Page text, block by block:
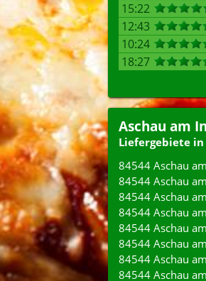
15:22
12:43
10:24
18:27
Aschau am
Liefergebiete
84544 Aschau
84544 Aschau
84544 Aschau
84544 Aschau
84544 Aschau
84544 Aschau
84544 Aschau
84544 Aschau